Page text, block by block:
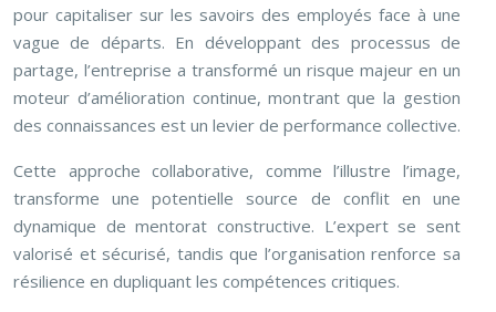
pour capitaliser sur les savoirs des employés face à une
vague de départs. En développant des processus de
partage, l’entreprise a transformé un risque majeur en un
moteur d’amélioration continue, montrant que la gestion
des connaissances est un levier de performance collective.
Cette approche collaborative, comme l’illustre l’image,
transforme une potentielle source de conflit en une
dynamique de mentorat constructive. L’expert se sent
valorisé et sécurisé, tandis que l’organisation renforce sa
résilience en dupliquant les compétences critiques.